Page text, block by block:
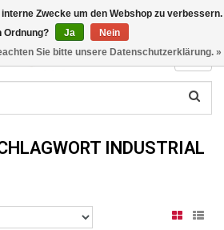
INDUSTRIAL
Zwecke um den Webshop zu verbessern.
Ordnung?
Ja
Nein
Sie bitte unsere Datenschutzerklärung. »